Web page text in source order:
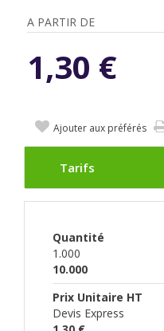
A PARTIR DE
1,30 €
Ajouter aux préférés
Tarifs
Quantité
1.000
10.000
Prix Unitaire HT
Devis Express